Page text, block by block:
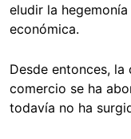
eludir la
económica.
Desde entonces,
comercio se ha
todavía no ha